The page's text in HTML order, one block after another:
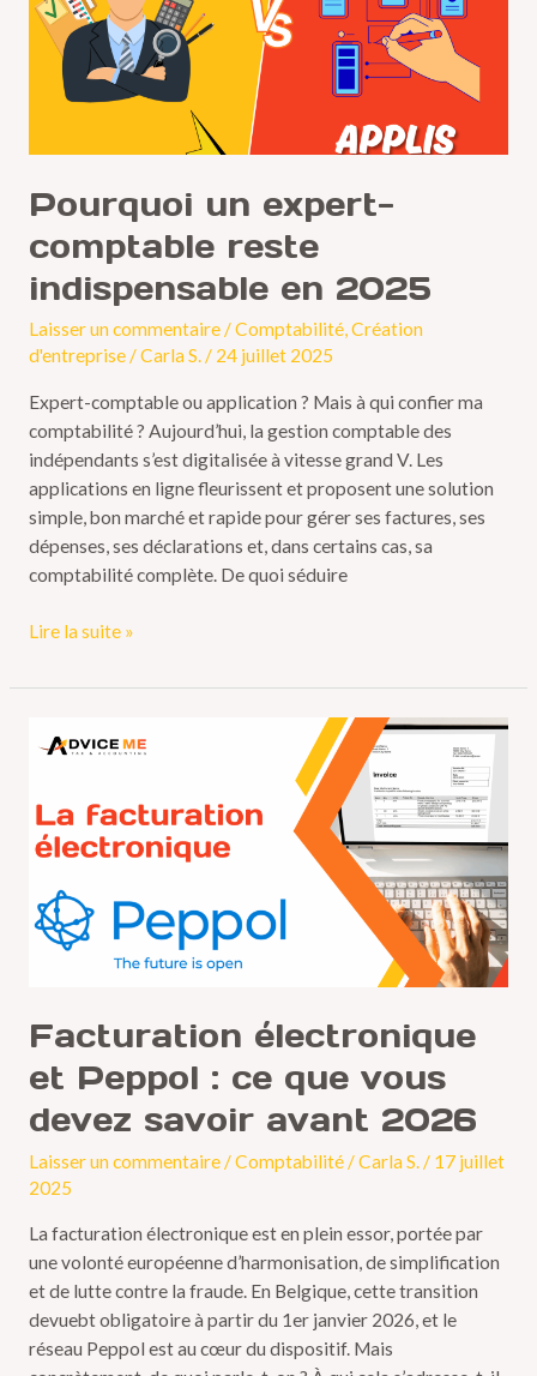
Pourquoi un expert-
comptable reste
indispensable en 2025
Laisser un commentaire /Comptabilité,Création
d'entreprise/Carla S. / 24 juillet 2025
Expert-comptable ou application ? Mais à qui confier ma
comptabilité ? Aujourd’hui, la gestion comptable des
indépendants s’est digitalisée à vitesse grand V. Les
applications en ligne fleurissent et proposent une solution
simple, bon marché et rapide pour gérer ses factures, ses
dépenses, ses déclarations et, dans certains cas, sa
comptabilité complète. De quoi séduire
reste
indispensable
2025
Lire la suite »
Facturation électronique
et Peppol : ce que vous
devez savoir avant 2026
Laisser un commentaire /Comptabilité/Carla S. / 17 juillet
2025
La facturation électronique est en plein essor, portée par
une volonté européenne d’harmonisation, de simplification
et de lutte contre la fraude. En Belgique, cette transition
devuebt obligatoire à partir du 1er janvier 2026, et le
réseau Peppol est au cœur du dispositif. Mais
électronique
Peppol
que
vous
2026